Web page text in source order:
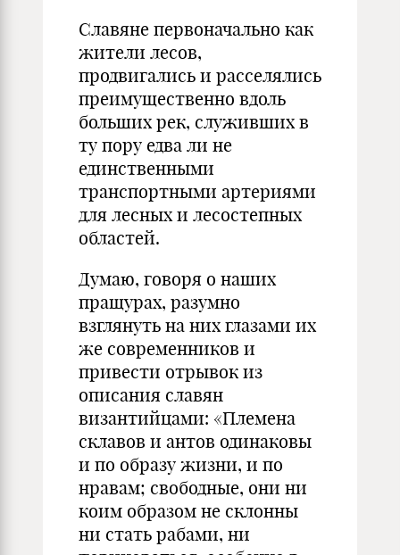
Славяне первоначально как
жители лесов,
продвигались и расселялись
преимущественно вдоль
больших рек, служивших в
ту пору едва ли не
единственными
транспортными артериями
для лесных и лесостепных
областей.
Думаю, говоря о наших
пращурах, разумно
взглянуть на них глазами их
же современников и
привести отрывок из
описания славян
византийцами: «Племена
склавов и антов одинаковы
и по образу жизни, и по
нравам; свободные, они ни
коим образом не склонны
ни стать рабами, ни